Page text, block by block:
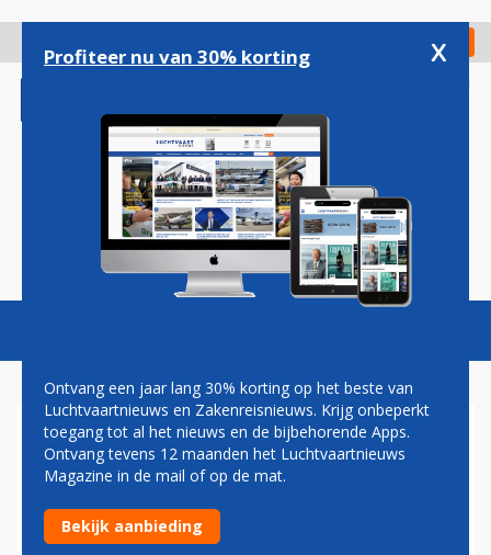
gaan
Check in
Magazine Podcasts Vacatures
BELGISCHE
GEZONDHEIDSRAAD
ADVISEERT BRUSSELS
Profiteer nu van 30% korting x
Ontvang een jaar lang 30% korting op het beste van
Luchtvaartnieuws en Zakenreisnieuws. Krijg onbeperkt
toegang tot al het nieuws en de bijbehorende Apps.
Ontvang tevens 12 maanden het Luchtvaartnieuws
Magazine in de mail of op de mat.
Bekijk aanbieding